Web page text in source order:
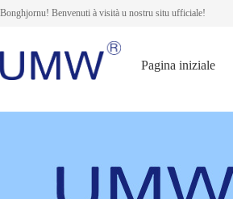
Bonghjornu! Benvenuti à visità u nostru situ ufficiale!
Pagina iniziale